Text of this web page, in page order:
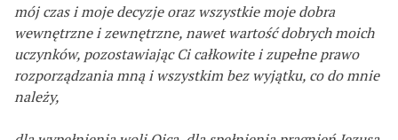
mój czas i moje decyzje oraz wszystkie moje dobra
wewnętrzne i zewnętrzne, nawet wartość dobrych moich
uczynków, pozostawiając Ci całkowite i zupełne prawo
rozporządzania mną i wszystkim bez wyjątku, co do mnie
należy,